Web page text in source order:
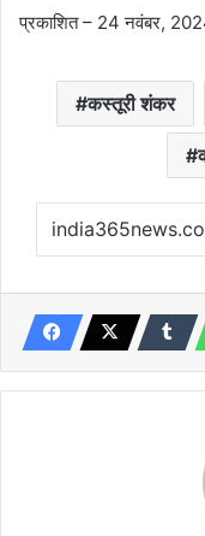
प्रकाशित– 24 नवंबर,
कस्तूरी शंकर